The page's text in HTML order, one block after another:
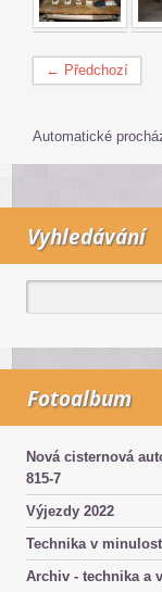
← Předchozí
Automatické
Vyhledávání
Fotoalbum
Nová cisternová
815-7
Výjezdy 2022
Technika v
Archiv - technika a